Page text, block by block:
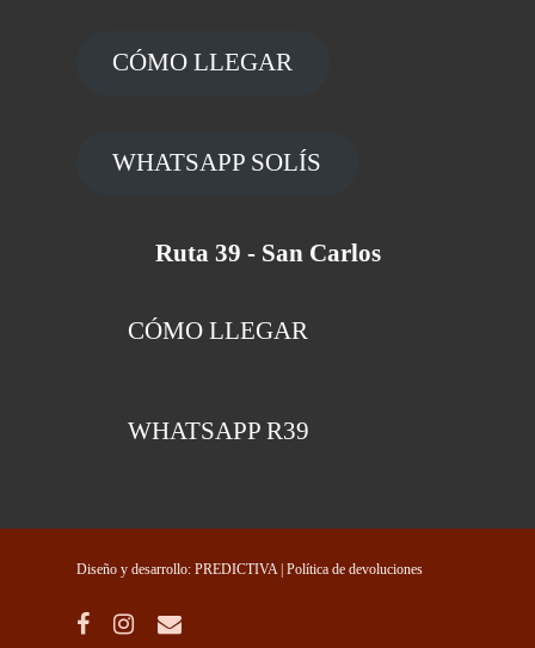
CÓMO LLEGAR
WHATSAPP SOLÍS
Ruta 39 - San Carlos
CÓMO LLEGAR
WHATSAPP R39
Diseño y desarrollo: PREDICTIVA | Política de devoluciones